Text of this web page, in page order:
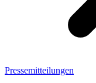
Pressemitteilungen